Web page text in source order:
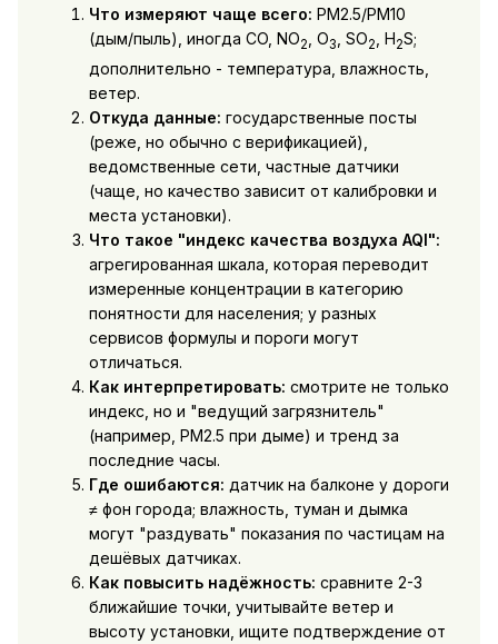
Что измеряют чаще всего: PM2.5/PM10
(дым/пыль), иногда CO, NO2 , O3 , SO2 , H2S;
дополнительно - температура, влажность,
ветер.
Откуда данные: государственные посты
(реже, но обычно с верификацией),
ведомственные сети, частные датчики
(чаще, но качество зависит от калибровки и
места установки).
Что такое "индекс качества воздуха AQI":
агрегированная шкала, которая переводит
измеренные концентрации в категорию
понятности для населения; у разных
сервисов формулы и пороги могут
отличаться.
Как интерпретировать: смотрите не только
индекс, но и "ведущий загрязнитель"
(например, PM2.5 при дыме) и тренд за
последние часы.
Где ошибаются: датчик на балконе у дороги
≠ фон города; влажность, туман и дымка
могут "раздувать" показания по частицам на
дешёвых датчиках.
Как повысить надёжность: сравните 2-3
ближайшие точки, учитывайте ветер и
высоту установки, ищите подтверждение от